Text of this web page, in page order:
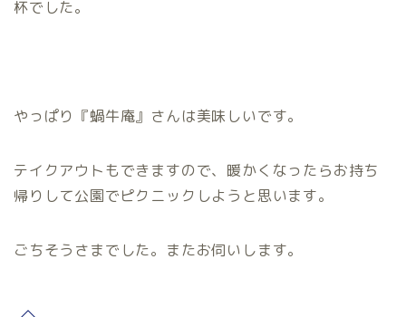
杯でした。
やっぱり『蝸牛庵』さんは美味しいです。
テイクアウトもできますので、暖かくなったらお持ち
帰りして公園でピクニックしようと思います。
ごちそうさまでした。またお伺いします。